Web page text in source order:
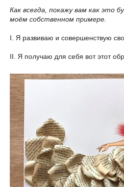
Как всегда, покажу вам как это
моём собственном примере.
I. Я развиваю и совершенствую
II. Я получаю для себя вот этот